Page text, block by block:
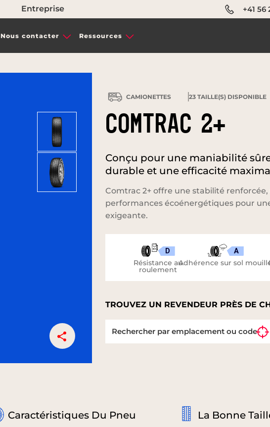
Entreprise +41 56
Nous contacter Ressources
CAMIONETTES 23TAILLE(S) DISPONIBLE
COMTRAC 2+
Conçu pour une maniabilité
durable et une efficacité
Comtrac 2+ offre une stabilité
performances écoénergétiques pour
exigeante.
D
Résistance au
roulement
A
Adhérence sur sol
TROUVEZ UN REVENDEUR PRÈS DE
Caractéristiques Du Pneu La Bonne